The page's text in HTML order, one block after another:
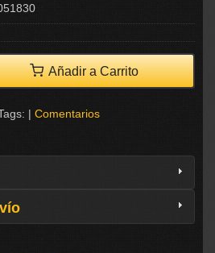
Añadir a Carrito
| Comentarios